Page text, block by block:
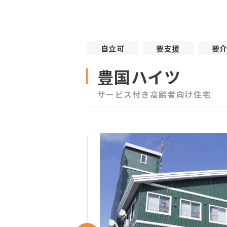
自立可 要支援 要
豊国ハイツ
サービス付き高齢者向け住宅